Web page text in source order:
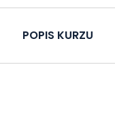
POPIS KURZU